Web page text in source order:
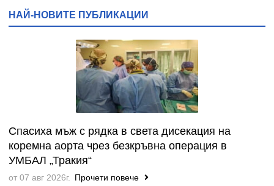
НАЙ-НОВИТЕ ПУБЛИКАЦИИ
Спасиха мъж с рядка в света дисекация на
коремна аорта чрез безкръвна операция в
УМБАЛ „Тракия“
от 07 авг 2026г. Прочети повече